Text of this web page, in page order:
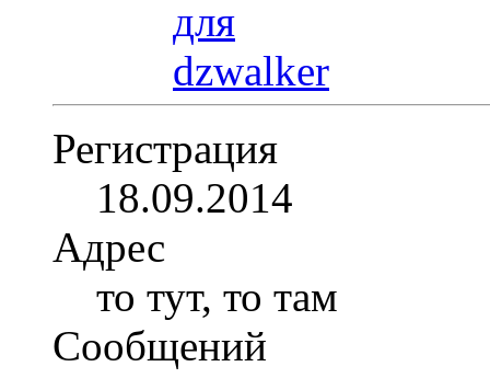
Регистрация
18.09.2014
Адрес
то тут, то там
Сообщений